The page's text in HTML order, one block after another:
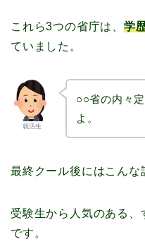
これら3つの省庁は、 学
ていました。
就活生
○○省の内々
よ。
最終クール後にはこんな
受験生から人気のある
です。